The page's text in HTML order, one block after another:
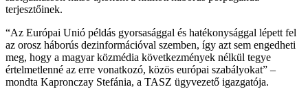
terjesztőinek.
“Az Európai Unió példás gyorsasággal és hatékonysággal lépett fel
az orosz háborús dezinformációval szemben, így azt sem engedheti
meg, hogy a magyar közmédia következmények nélkül tegye
értelmetlenné az erre vonatkozó, közös európai szabályokat” –
mondta Kapronczay Stefánia, a TASZ ügyvezető igazgatója.